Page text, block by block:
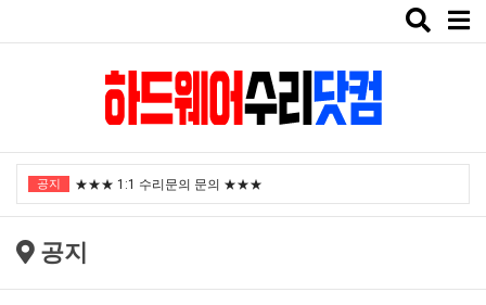
Toggle
공지 ★★★ 1:1 수리문의 문의 ★★★
2024년 한가위 휴일 안내
공지